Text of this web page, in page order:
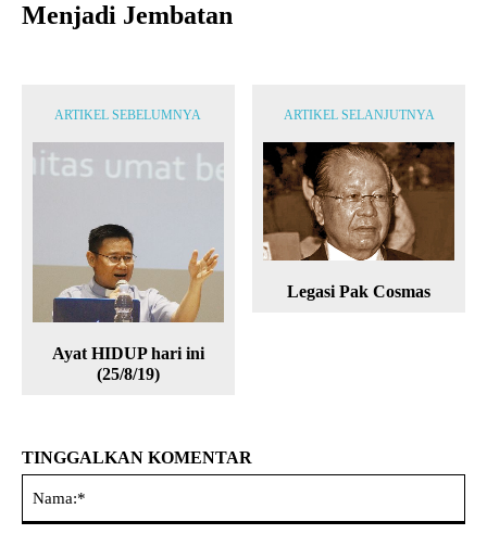
Menjadi Jembatan
ARTIKEL SEBELUMNYA
Ayat HIDUP hari ini
(25/8/19)
ARTIKEL SELANJUTNYA
Legasi Pak Cosmas
TINGGALKAN KOMENTAR